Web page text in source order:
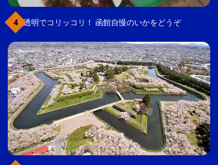
透明でコリッコリ！ 函館自慢のいかをどうぞ